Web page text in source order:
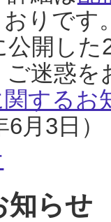
りです
公開し
ご迷惑
するお
月3日）
知らせ